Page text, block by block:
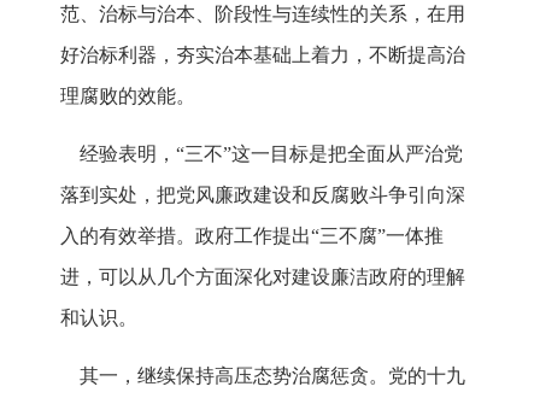
范、治标与治本、阶段性与连续性的关系，在用
好治标利器，夯实治本基础上着力，不断提高治
理腐败的效能。
经验表明，“三不”这一目标是把全面从严治党
落到实处，把党风廉政建设和反腐败斗争引向深
入的有效举措。政府工作提出“三不腐”一体推
进，可以从几个方面深化对建设廉洁政府的理解
和认识。
其一，继续保持高压态势治腐惩贪。党的十九